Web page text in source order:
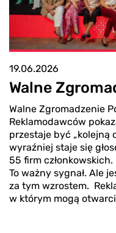
19.06.2026
Walne
Walne Zgromadzenie
Reklamodawców
przestaje być „kolejną
wyraźniej staje się
55 firm
To ważny sygnał. Ale
za tym wzrostem.
w którym mogą